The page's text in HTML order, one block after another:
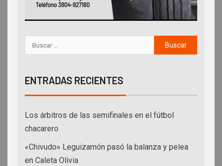
ENTRADAS RECIENTES
Los árbitros de las semifinales en el fútbol
chacarero
«Chivudo» Leguizamón pasó la balanza y pelea
en Caleta Olivia